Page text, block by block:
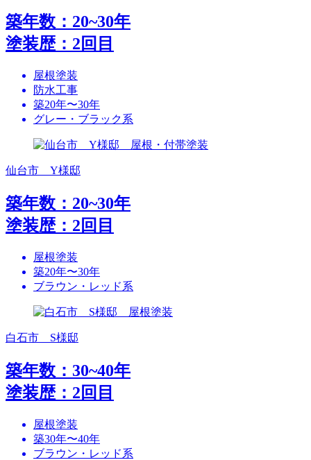
築年数：20~30年
塗装歴：2回目
屋根塗装
防水工事
築20年〜30年
グレー・ブラック系
仙台市 Y様邸
築年数：20~30年
塗装歴：2回目
屋根塗装
築20年〜30年
ブラウン・レッド系
白石市 S様邸
築年数：30~40年
塗装歴：2回目
屋根塗装
築30年〜40年
ブラウン・レッド系